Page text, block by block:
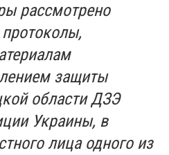
рассмотрено
защиты
области ДЗЭ
Украины, в
лица одного из